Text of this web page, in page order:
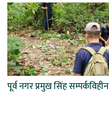
पूर्व नगर प्रमुख सिंह सम्पर्कविहीन